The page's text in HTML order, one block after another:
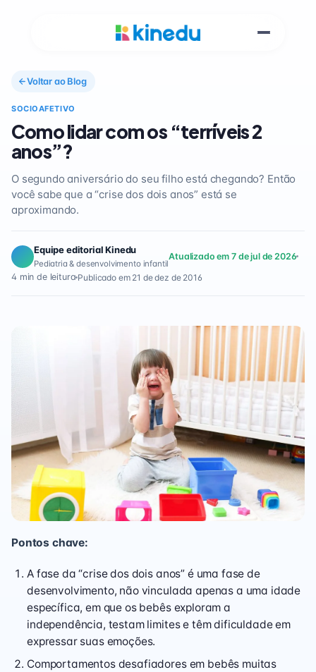
Voltar ao Blog
SOCIOAFETIVO
Como lidar com os “terríveis 2
anos”?
O segundo aniversário do seu filho está chegando? Então
você sabe que a “crise dos dois anos” está se
aproximando.
Equipe editorial Kinedu
Pediatria & desenvolvimento infantil
Atualizado em 7 de jul de 2026
4 min de leitura Publicado em 21 de dez de 2016
Pontos chave:
A fase da “crise dos dois anos” é uma fase de
desenvolvimento, não vinculada apenas a uma idade
específica, em que os bebês exploram a
independência, testam limites e têm dificuldade em
expressar suas emoções.
Comportamentos desafiadores em bebês muitas